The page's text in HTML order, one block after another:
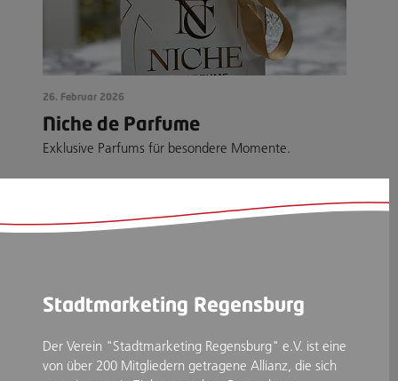
26. Februar 2026
Niche de Parfume
Exklusive Parfums für besondere Momente.
Stadtmarketing Regensburg
Der Verein "Stadtmarketing Regensburg" e.V. ist eine
von über 200 Mitgliedern getragene Allianz, die sich